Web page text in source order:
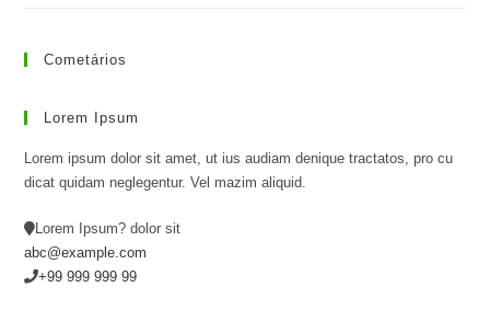
Cometários
Lorem Ipsum
Lorem ipsum dolor sit amet, ut ius audiam denique tractatos, pro cu
dicat quidam neglegentur. Vel mazim aliquid.
Lorem Ipsum? dolor sit
abc@example.com
+99 999 999 99